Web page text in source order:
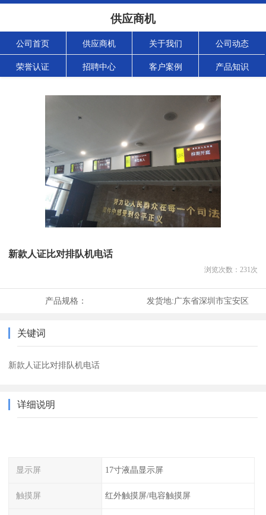
供应商机
公司首页 供应商机 关于我们 公司动态
荣誉认证 招聘中心 客户案例 产品知识
新款人证比对排队机电话
浏览次数： 231次
产品规格： 发货地:广东省深圳市宝安区
关键词
新款人证比对排队机电话
详细说明
显示屏 17寸液晶显示屏
触摸屏 红外触摸屏/电容触摸屏